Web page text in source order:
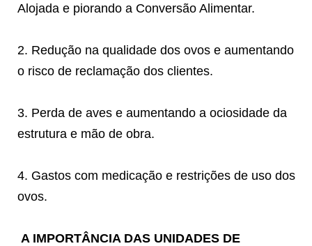
Alojada e piorando a Conversão Alimentar.
2. Redução na qualidade dos ovos e aumentando
o risco de reclamação dos clientes.
3. Perda de aves e aumentando a ociosidade da
estrutura e mão de obra.
4. Gastos com medicação e restrições de uso dos
ovos.
A IMPORTÂNCIA DAS UNIDADES DE